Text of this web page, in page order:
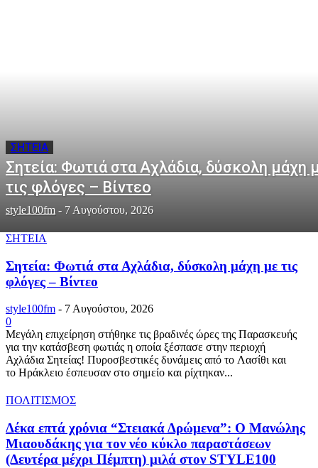
ΣΗΤΕΙΑ
Σητεία: Φωτιά στα Αχλάδια, δύσκολη μάχη
τις φλόγες – Βίντεο
style100fm - 7 Αυγούστου, 2026
ΣΗΤΕΙΑ
Σητεία: Φωτιά στα Αχλάδια, δύσκολη μάχη με τις
φλόγες – Βίντεο
style100fm - 7 Αυγούστου, 2026
0
Μεγάλη επιχείρηση στήθηκε τις βραδινές ώρες της Παρασκευής
για την κατάσβεση φωτιάς η οποία ξέσπασε στην περιοχή
Αχλάδια Σητείας! Πυροσβεστικές δυνάμεις από το Λασίθι και
το Ηράκλειο έσπευσαν στο σημείο και ρίχτηκαν...
ΠΟΛΙΤΙΣΜΟΣ
Δέκα επτά χρόνια “Στειακά Δρώμενα”: Ο Μανώλης
Μιαουδάκης για τον νέο κύκλο παραστάσεων
(Δευτέρα μέχρι Πέμπτη) μιλά στον STYLE100